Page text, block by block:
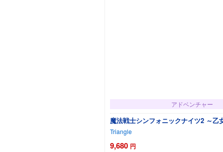
アドベンチャー
魔法戦士シンフォニックナイツ2 ～乙
Triangle
9,680 円